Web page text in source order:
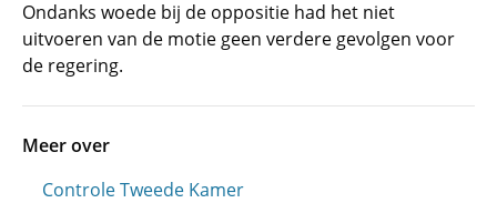
Ondanks woede bij de oppositie had het niet
uitvoeren van de motie geen verdere gevolgen voor
de regering.
Meer over
Controle Tweede Kamer